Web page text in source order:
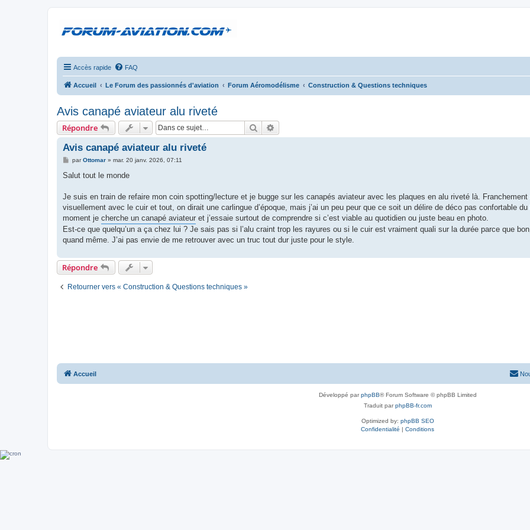
Accès rapide FAQ
Accueil Le Forum des passionnés d'aviation Forum Aéromodélisme Construction & Questions techniques
Avis canapé aviateur alu riveté
Répondre Rechercher
Avis canapé aviateur alu riveté
M
s
g
parOttomar» mar. 20 janv. 2026, 07:11
Salut tout le monde
Je suis en train de refaire mon coin spotting/lecture et je bugge sur les canapés aviateur avec les plaques en alu riveté là.
visuellement avec le cuir et tout, on dirait une carlingue d’époque, mais j’ai un peu peur que ce soit un délire de déco pas confortable
moment je cherche un canapé aviateur et j’essaie surtout de comprendre si c’est viable au quotidien ou juste beau en photo.
Est-ce que quelqu’un a ça chez lui ? Je sais pas si l’alu craint trop les rayures ou si le cuir est vraiment quali sur la durée parce que
quand même. J’ai pas envie de me retrouver avec un truc tout dur juste pour le style.
Répondre
Retourner vers « Construction & Questions techniques »
Accueil
Développé parphpBB® Forum Software © phpBB Limited
Traduit parphpBB-fr.com
Optimized by: phpBB SEO
Confidentialité | Conditions